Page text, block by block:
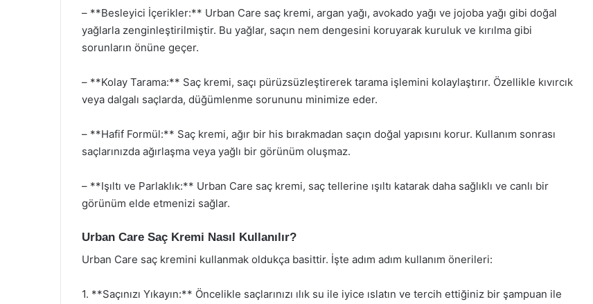
– **Besleyici İçerikler:** Urban Care saç kremi, argan yağı, avokado yağı ve jojoba yağı gibi doğal
yağlarla zenginleştirilmiştir. Bu yağlar, saçın nem dengesini koruyarak kuruluk ve kırılma gibi
sorunların önüne geçer.
– **Kolay Tarama:** Saç kremi, saçı pürüzsüzleştirerek tarama işlemini kolaylaştırır. Özellikle kıvırcık
veya dalgalı saçlarda, düğümlenme sorununu minimize eder.
– **Hafif Formül:** Saç kremi, ağır bir his bırakmadan saçın doğal yapısını korur. Kullanım sonrası
saçlarınızda ağırlaşma veya yağlı bir görünüm oluşmaz.
– **Işıltı ve Parlaklık:** Urban Care saç kremi, saç tellerine ışıltı katarak daha sağlıklı ve canlı bir
görünüm elde etmenizi sağlar.
Urban Care Saç Kremi Nasıl Kullanılır?
Urban Care saç kremini kullanmak oldukça basittir. İşte adım adım kullanım önerileri:
1. **Saçınızı Yıkayın:** Öncelikle saçlarınızı ılık su ile iyice ıslatın ve tercih ettiğiniz bir şampuan ile